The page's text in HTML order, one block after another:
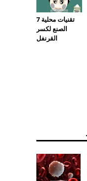
7 تقنيات محلية
الصنع لكسر
القرنفل